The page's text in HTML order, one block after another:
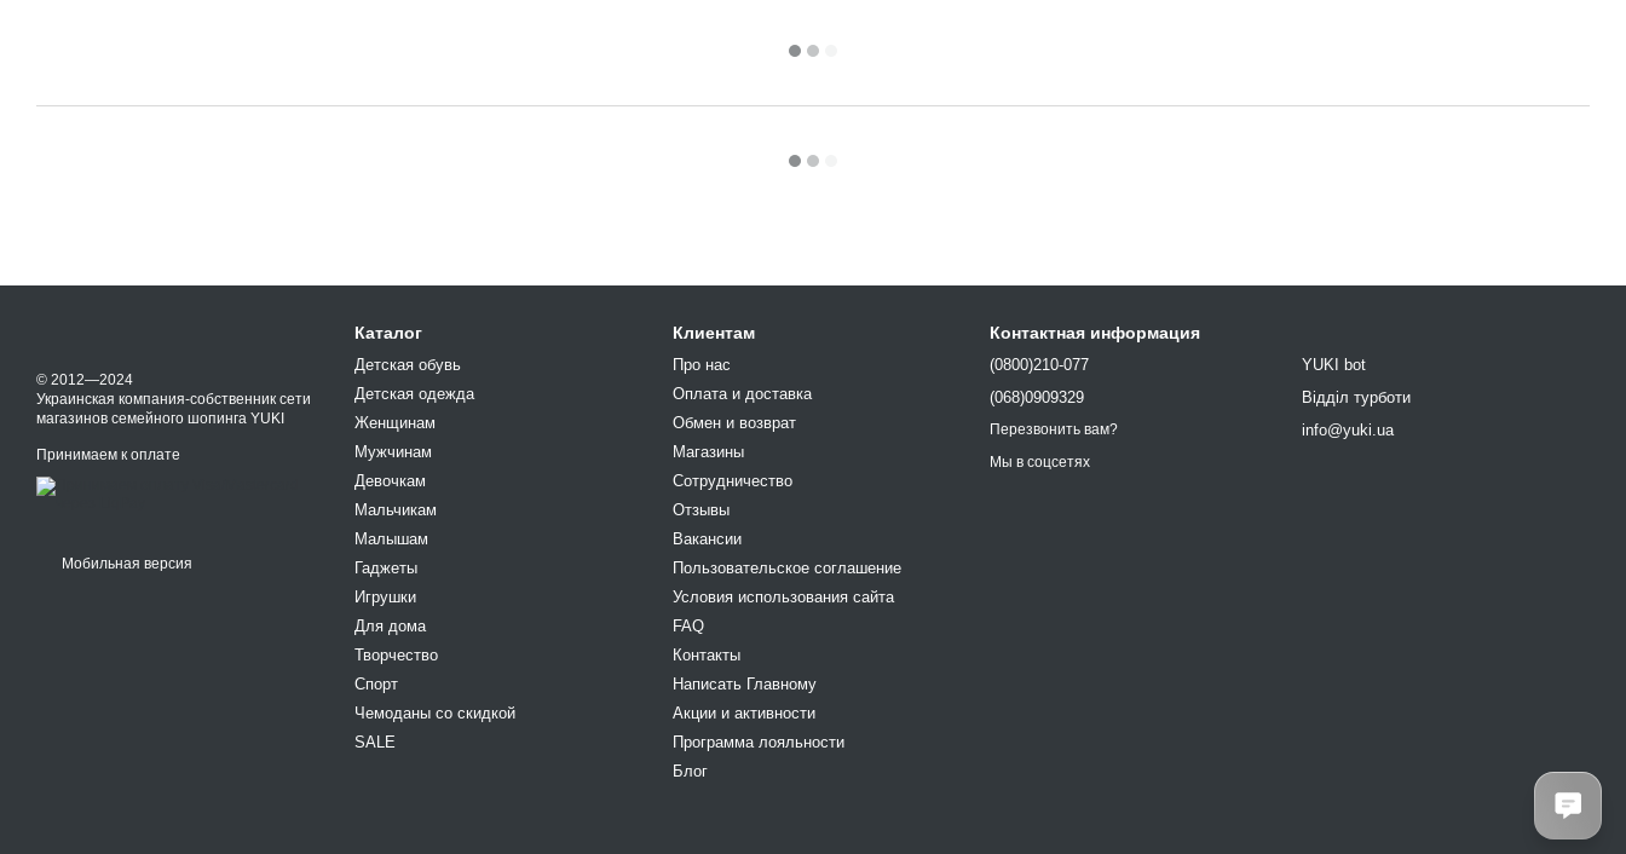
© 2012—2024
Украинская компания-собственник сети
магазинов семейного шопинга YUKI
Принимаем к оплате
Мобильная версия
Каталог
Детская обувь
Детская одежда
Женщинам
Мужчинам
Девочкам
Мальчикам
Малышам
Гаджеты
Игрушки
Для дома
Творчество
Спорт
Чемоданы со скидкой
SALE
Клиентам
Про нас
Оплата и доставка
Обмен и возврат
Магазины
Сотрудничество
Отзывы
Вакансии
Пользовательское соглашение
Условия использования сайта
FAQ
Контакты
Написать Главному
Акции и активности
Программа лояльности
Блог
Контактная информация
(0800)210-077
(068)0909329
Перезвонить вам?
YUKI bot
Відділ турботи
info@yuki.ua
Мы в соцсетях